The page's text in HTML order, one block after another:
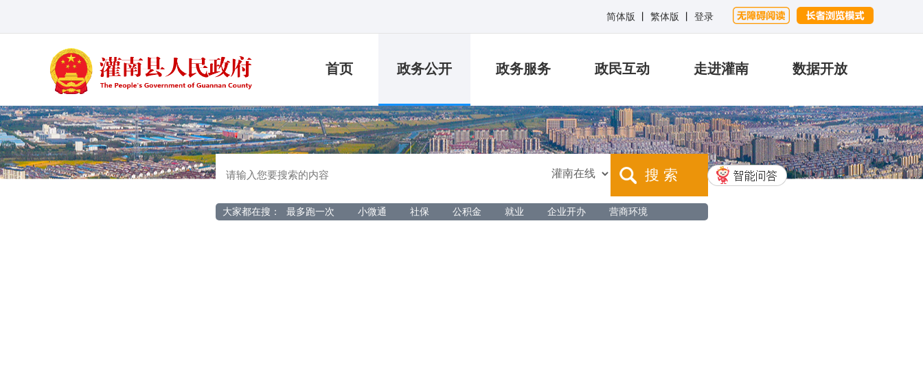
简体版 繁体版 登录
首页 政务公开 政务服务 政民互动 走进灌南 数据开放
搜 索
大家都在搜： 最多跑一次 小微通 社保 公积金 就业 企业开办 营商环境